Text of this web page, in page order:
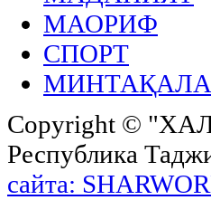
МАОРИФ
СПОРТ
Copyright ©
Республика
сайта: